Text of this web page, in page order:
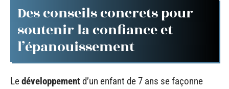
Des conseils concrets pour
soutenir la confiance et
l’épanouissement
Ledéveloppementd’un enfant de 7 ans se façonne